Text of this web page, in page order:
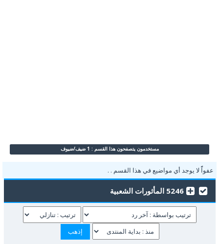
مستخدمون يتصفحون هذا القسم : 1 ضيف/ضيوف
عفواًً لا يوجد أي مواضيع في هذا القسم . .
5246 المأثورات الشعبية